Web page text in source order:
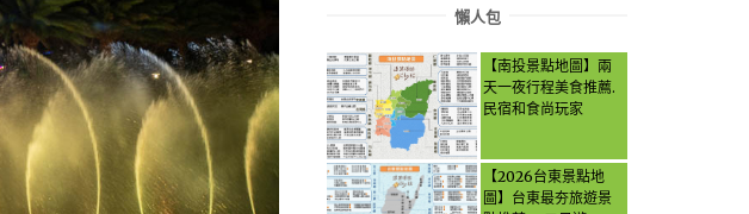
懶人包
【南投景點地圖】兩
天一夜行程美食推薦.
民宿和食尚玩家
【2026台東景點地
圖】台東最夯旅遊景